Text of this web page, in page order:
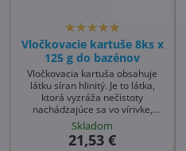
Vločkovacie kartuše 8ks x
125 g do bazénov
Vločkovacia kartuša obsahuje
látku síran hlinitý. Je to látka,
ktorá vyzráža nečistoty
nachádzajúce sa vo vírivke,
jakuzzi,,bazéne s pieskovou
filtráciou.
Skladom
21,53 €